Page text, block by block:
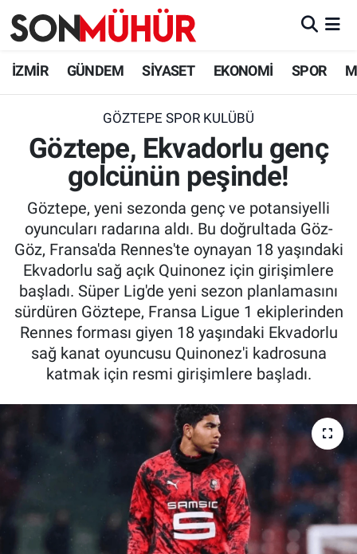
İZMİR GÜNDEM SİYASET EKONOMİ SPOR
GÖZTEPE SPOR KULÜBÜ
Göztepe, Ekvadorlu genç
golcünün peşinde!
Göztepe, yeni sezonda genç ve potansiyelli
oyuncuları radarına aldı. Bu doğrultada Göz-
Göz, Fransa'da Rennes'te oynayan 18 yaşındaki
Ekvadorlu sağ açık Quinonez için girişimlere
başladı. Süper Lig'de yeni sezon planlamasını
sürdüren Göztepe, Fransa Ligue 1 ekiplerinden
Rennes forması giyen 18 yaşındaki Ekvadorlu
sağ kanat oyuncusu Quinonez'i kadrosuna
katmak için resmi girişimlere başladı.
İzmir Nöbetçi Eczaneler
İzmir Namaz Vakitleri
İzmir Trafik Yoğunluk Haritası
Süper Lig Puan Durumu ve Fikstür
Tüm Manşetler
Son Dakika Haberleri
Haber Arşivi